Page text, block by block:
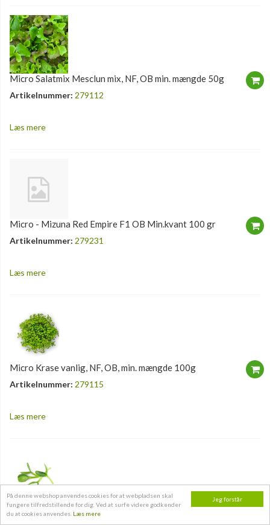
Jeg forstår
På denne webshop anvendes cookies for at webpladsen skal
fungere tilfredstillende for dig. Ved at surfe videre godkender
du at cookies anvendes. Læs mere
Micro Salatmix Mesclun mix, NF, OB min. mængde 50g
Artikelnummer: 279112
Læs mere
Micro - Mizuna Red Empire F1 OB Min.kvant 100 gr
Artikelnummer: 279231
Læs mere
Micro Krase vanlig, NF, OB, min. mængde 100g
Artikelnummer: 279115
Læs mere
Micro Solsikke, NF, OB, min. mængde 100g